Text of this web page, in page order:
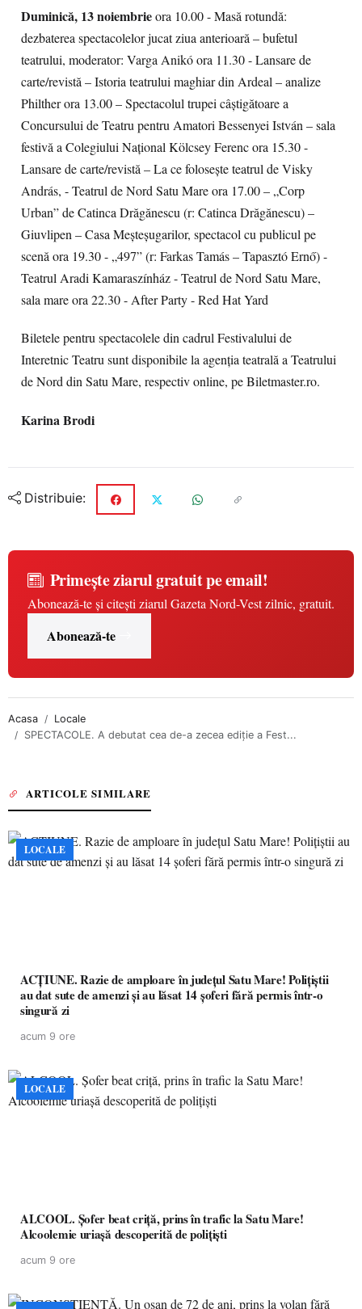
Duminică, 13 noiembrieora 10.00 - Masă rotundă:
dezbaterea spectacolelor jucat ziua anterioară – bufetul
teatrului, moderator: Varga Anikó ora 11.30 - Lansare de
carte/revistă – Istoria teatrului maghiar din Ardeal – analize
Philther ora 13.00 – Spectacolul trupei câștigătoare a
Concursului de Teatru pentru Amatori Bessenyei István – sala
festivă a Colegiului Național Kölcsey Ferenc ora 15.30 -
Lansare de carte/revistă – La ce folosește teatrul de Visky
András, - Teatrul de Nord Satu Mare ora 17.00 – „Corp
Urban” de Catinca Drăgănescu (r: Catinca Drăgănescu) –
Giuvlipen – Casa Meșteșugarilor, spectacol cu publicul pe
scenă ora 19.30 - „497” (r: Farkas Tamás – Tapasztó Ernő) -
Teatrul Aradi Kamaraszínház - Teatrul de Nord Satu Mare,
sala mare ora 22.30 - After Party - Red Hat Yard
Biletele pentru spectacolele din cadrul Festivalului de
Interetnic Teatru sunt disponibile la agenția teatrală a Teatrului
de Nord din Satu Mare, respectiv online, pe Biletmaster.ro.
Karina Brodi
Distribuie:
Primește ziarul gratuit pe email!
Abonează-te și citești ziarul Gazeta Nord-Vest zilnic, gratuit.
Abonează-te
Acasa
Locale
SPECTACOLE. A debutat cea de-a zecea ediție a Fest...
ARTICOLE SIMILARE
LOCALE
ACȚIUNE. Razie de amploare în județul Satu Mare! Polițiștii
au dat sute de amenzi și au lăsat 14 șoferi fără permis într-o
singură zi
acum 9 ore
LOCALE
ALCOOL. Șofer beat criță, prins în trafic la Satu Mare!
Alcoolemie uriașă descoperită de polițiști
acum 9 ore